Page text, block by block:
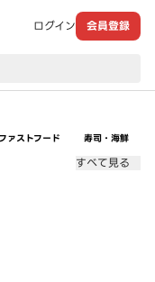
ログイン 会員登録
ファストフード 寿司・海鮮
すべて見る